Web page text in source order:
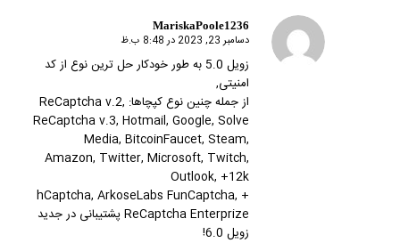
MariskaPoole1236
گفته:
دسامبر 23, 2023 در 8:48 ب.ظ
زویل 5.0 به طور خودکار حل ترین نوع از کد
امنیتی,
از جمله چنین نوع کپچاها: ReCaptcha v.2,
ReCaptcha v.3, Hotmail, Google, Solve
Media, BitcoinFaucet, Steam,
Amazon, Twitter, Microsoft, Twitch,
Outlook, +12k
+ hCaptcha, ArkoseLabs FunCaptcha,
ReCaptcha Enterprize پشتیبانی در جدید
زویل 6.0!